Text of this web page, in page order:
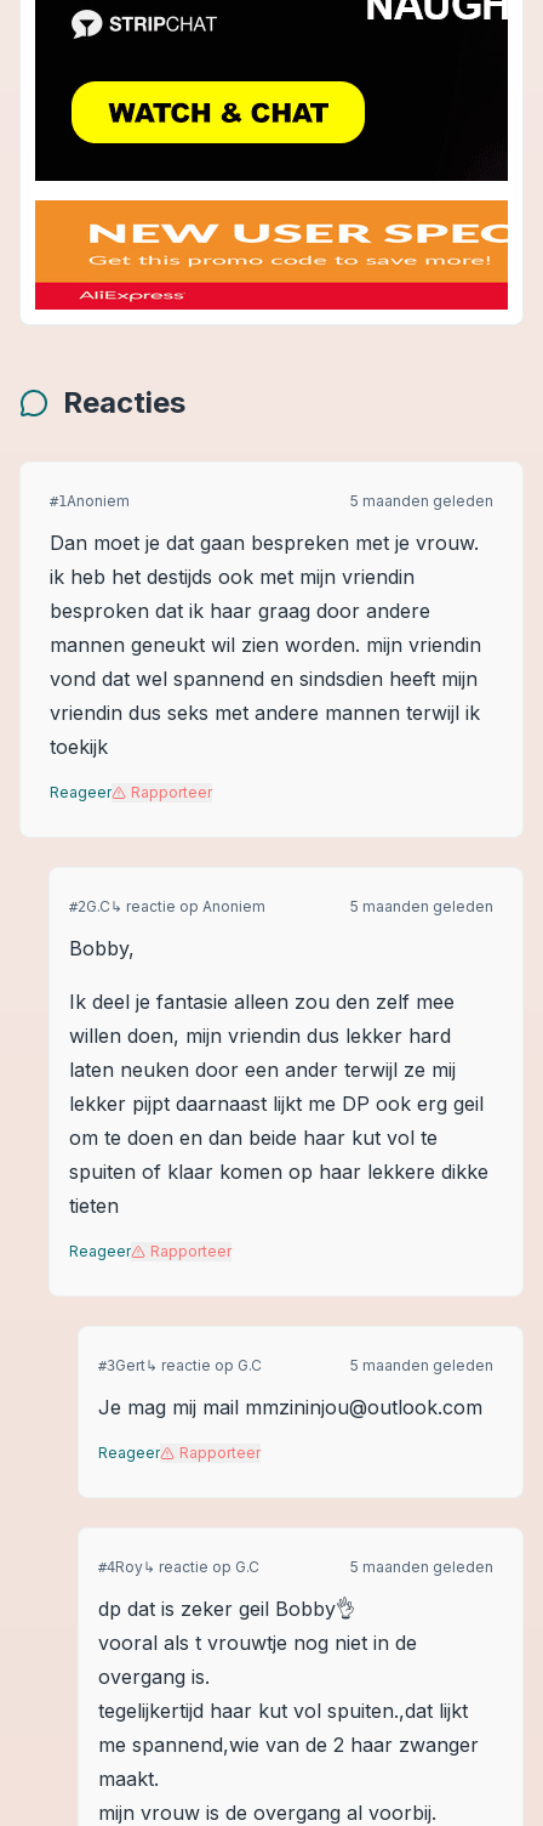
Reacties
#1Anoniem 5 maanden geleden
Dan moet je dat gaan bespreken met je vrouw.
ik heb het destijds ook met mijn vriendin
besproken dat ik haar graag door andere
mannen geneukt wil zien worden. mijn vriendin
vond dat wel spannend en sindsdien heeft mijn
vriendin dus seks met andere mannen terwijl ik
toekijk
Reageer Rapporteer
#2G.C ↳ reactie op Anoniem 5 maanden geleden
Bobby,
Ik deel je fantasie alleen zou den zelf mee
willen doen, mijn vriendin dus lekker hard
laten neuken door een ander terwijl ze mij
lekker pijpt daarnaast lijkt me DP ook erg geil
om te doen en dan beide haar kut vol te
spuiten of klaar komen op haar lekkere dikke
tieten
Reageer Rapporteer
#3Gert↳ reactie op G.C 5 maanden geleden
Je mag mij mail mmzininjou@outlook.com
Reageer Rapporteer
#4Roy↳ reactie op G.C 5 maanden geleden
dp dat is zeker geil Bobby👌
vooral als t vrouwtje nog niet in de
overgang is.
tegelijkertijd haar kut vol spuiten.,dat lijkt
me spannend,wie van de 2 haar zwanger
maakt.
mijn vrouw is de overgang al voorbij.